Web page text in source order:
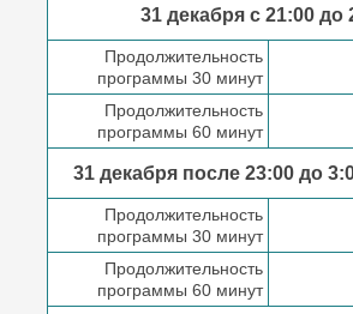
31 декабря с 21:00 до
Продолжительность
программы 30 минут
Продолжительность
программы 60 минут
31 декабря после23:00 до
Продолжительность
программы 30 минут
Продолжительность
программы 60 минут